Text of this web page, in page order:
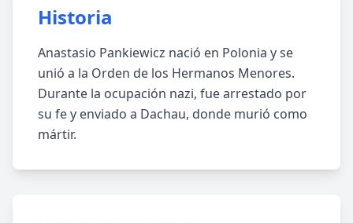
Historia
Anastasio Pankiewicz nació en Polonia y se
unió a la Orden de los Hermanos Menores.
Durante la ocupación nazi, fue arrestado por
su fe y enviado a Dachau, donde murió como
mártir.